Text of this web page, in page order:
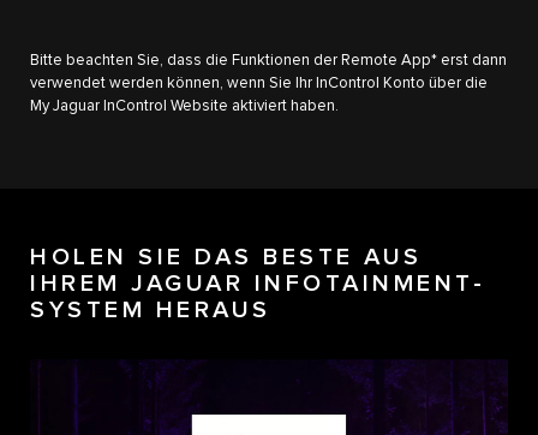
Bitte beachten Sie, dass die Funktionen der Remote App* erst dann
verwendet werden können, wenn Sie Ihr InControl Konto über die
My Jaguar InControl Website aktiviert haben.
HOLEN SIE DAS BESTE AUS
IHREM JAGUAR INFOTAINMENT-
SYSTEM HERAUS